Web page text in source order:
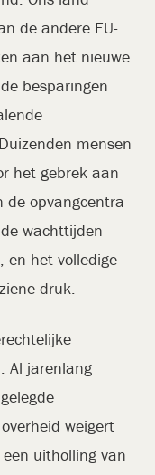
de andere EU-
aan het nieuwe
besparingen
mensen
het gebrek aan
de opvangcentra
wachttijden
en het volledige
druk.
Al jarenlang
weigert
uitholling van